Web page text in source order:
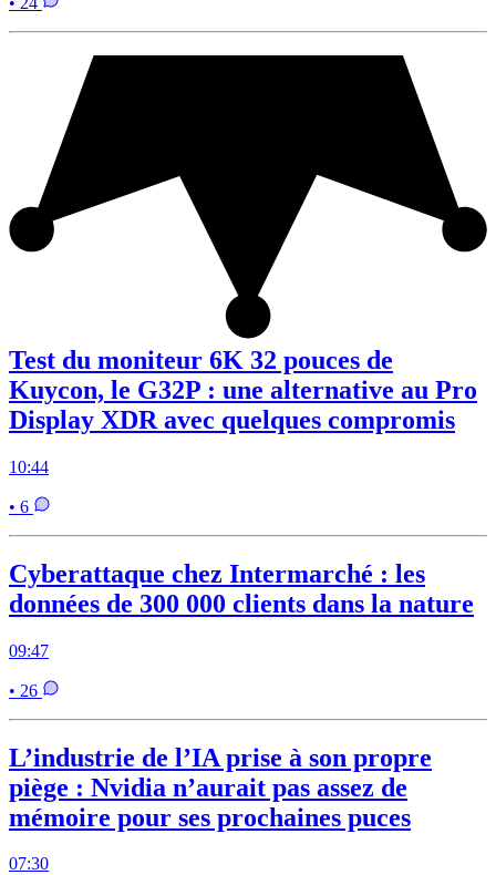
Test du moniteur 6K 32 pouces de
Kuycon, le G32P : une alternative au Pro
Display XDR avec quelques compromis
10:44
• 6
Cyberattaque chez Intermarché : les
données de 300 000 clients dans la nature
09:47
• 26
L’industrie de l’IA prise à son propre
piège : Nvidia n’aurait pas assez de
mémoire pour ses prochaines puces
07:30